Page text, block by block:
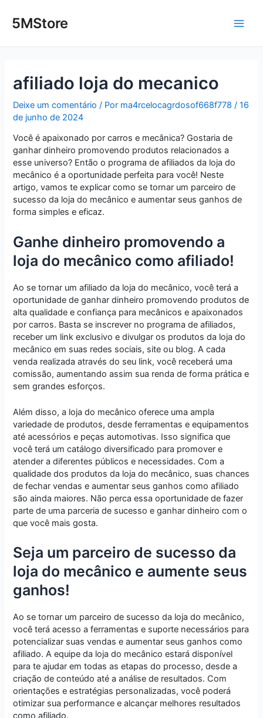
para5MStore
afiliado loja do mecanico
Deixe um comentário / Por ma4rcelocagrdosof668f778/16
de junho de 2024
Você é apaixonado por carros e mecânica? Gostaria de
ganhar dinheiro promovendo produtos relacionados a
esse universo? Então o programa de afiliados da loja do
mecânico é a oportunidade perfeita para você! Neste
artigo, vamos te explicar como se tornar um parceiro de
sucesso da loja do mecânico e aumentar seus ganhos de
forma simples e eficaz.
Ganhe dinheiro promovendo a
loja do mecânico como afiliado!
Ao se tornar um afiliado da loja do mecânico, você terá a
oportunidade de ganhar dinheiro promovendo produtos de
alta qualidade e confiança para mecânicos e apaixonados
por carros. Basta se inscrever no programa de afiliados,
receber um link exclusivo e divulgar os produtos da loja do
mecânico em suas redes sociais, site ou blog. A cada
venda realizada através do seu link, você receberá uma
comissão, aumentando assim sua renda de forma prática e
sem grandes esforços.
Além disso, a loja do mecânico oferece uma ampla
variedade de produtos, desde ferramentas e equipamentos
até acessórios e peças automotivas. Isso significa que
você terá um catálogo diversificado para promover e
atender a diferentes públicos e necessidades. Com a
qualidade dos produtos da loja do mecânico, suas chances
de fechar vendas e aumentar seus ganhos como afiliado
são ainda maiores. Não perca essa oportunidade de fazer
parte de uma parceria de sucesso e ganhar dinheiro com o
que você mais gosta.
Seja um parceiro de sucesso da
loja do mecânico e aumente seus
ganhos!
Ao se tornar um parceiro de sucesso da loja do mecânico,
você terá acesso a ferramentas e suporte necessários para
potencializar suas vendas e aumentar seus ganhos como
afiliado. A equipe da loja do mecânico estará disponível
para te ajudar em todas as etapas do processo, desde a
criação de conteúdo até a análise de resultados. Com
orientações e estratégias personalizadas, você poderá
otimizar sua performance e alcançar melhores resultados
como afiliado.
navigation